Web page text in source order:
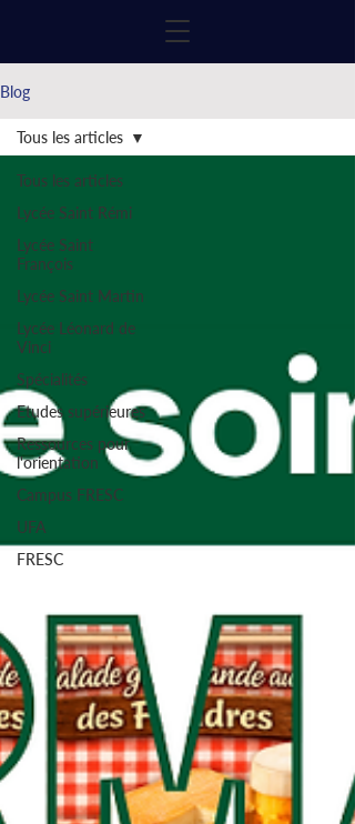
Blog
Tous les articles
Lycée Saint Rémi
Lycée Saint
François
Lycée Saint Martin
Lycée Léonard de
Vinci
Spécialités
Etudes supérieures
Ressources pour
l'orientation
Campus FRESC
UFA
FRESC
Tous les articles